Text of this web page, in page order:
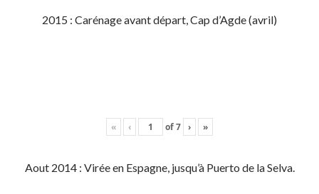
2015 : Carénage avant départ, Cap d’Agde (avril)
« ‹ of7 › »
Aout 2014 : Virée en Espagne, jusqu’à Puerto de la Selva.